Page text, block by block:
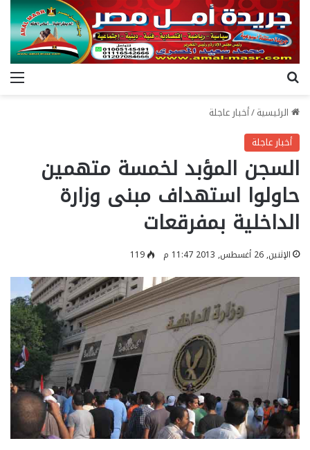
الرئيسية/أخبار عاجلة
أخبار عاجلة
السجن المؤبد لخمسة متهمين
حاولوا استهداف مبنى وزارة
الداخلية بمفرقعات
الإثنين, 26 أغسطس, 2013 11:47 م 119